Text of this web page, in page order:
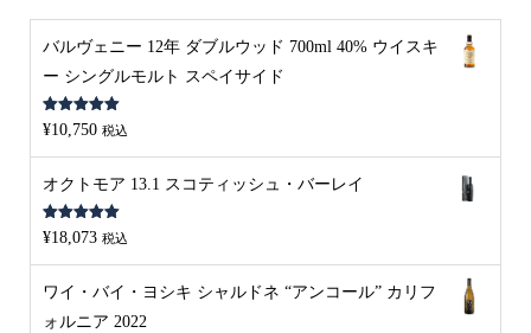
バルヴェニー 12年 ダブルウッド 700ml 40% ウイスキ
ー シングルモルト スペイサイド
5段階中5.00
の評価
¥10,750 税込
オクトモア 13.1 スコティッシュ・バーレイ
5段階中5.00
の評価
¥18,073 税込
ワイ・バイ・ヨシキ シャルドネ “アンコール” カリフ
ォルニア 2022